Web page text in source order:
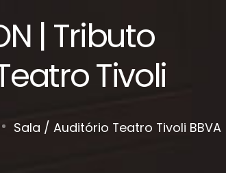
| Tributo
Tivoli
Sala / Auditório Teatro Tivoli BBVA